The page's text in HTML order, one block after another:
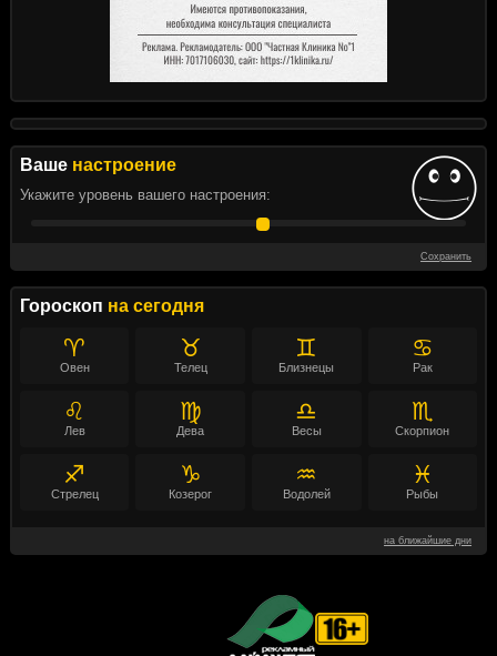
Ваше настроение
Укажите уровень вашего настроения:
Сохранить
Гороскоп на сегодня
♈
Овен
♉
Телец
♊
Близнецы
♋
Рак
♌
Лев
♍
Дева
♎
Весы
♏
Скорпион
♐
Стрелец
♑
Козерог
♒
Водолей
♓
Рыбы
на ближайшие дни